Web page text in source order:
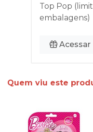
Top Pop
embalagens)
Quem viu este